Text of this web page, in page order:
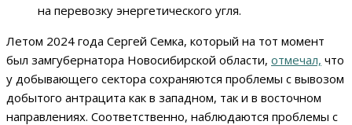
на перевозку энергетического угля.
Летом 2024 года Сергей Семка, который на тот момент
был замгубернатора Новосибирской области, отмечал, что
у добывающего сектора сохраняются проблемы с вывозом
добытого антрацита как в западном, так и в восточном
направлениях. Соответственно, наблюдаются проблемы с